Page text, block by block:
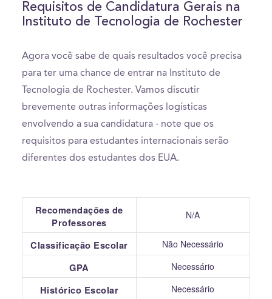
Requisitos de Candidatura Gerais na
Instituto de Tecnologia de Rochester
Agora você sabe de quais resultados você precisa
para ter uma chance de entrar na Instituto de
Tecnologia de Rochester. Vamos discutir
brevemente outras informações logísticas
envolvendo a sua candidatura - note que os
requisitos para estudantes internacionais serão
diferentes dos estudantes dos EUA.
Recomendações de
Professores
N/A
Classificação Escolar Não Necessário
GPA Necessário
Histórico Escolar Necessário